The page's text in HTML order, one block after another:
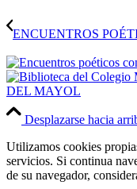
ENCUENTROS
DEL MAYOL
Desplazarse hacia
Utilizamos cookies
servicios. Si continua
de su navegador,